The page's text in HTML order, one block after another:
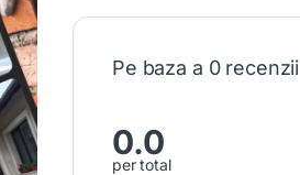
Pe baza a 0 recenzii
0.0
per total